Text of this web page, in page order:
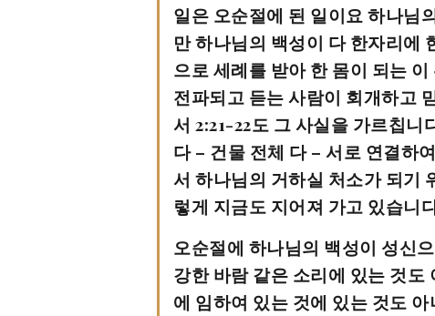
일은 오순절에 된 일이요 하나님
만 하나님의 백성이 다 한자리에
으로 세례를 받아 한 몸이 되는
전파되고 듣는 사람이 회개하고
서 2:21-22도 그 사실을 가르칩
다 – 건물 전체 다 – 서로 연결하
서 하나님의 거하실 처소가 되기
렇게 지금도 지어져 가고 있습니
오순절에 하나님의 백성이 성신
강한 바람 같은 소리에 있는 것도
에 임하여 있는 것에 있는 것도